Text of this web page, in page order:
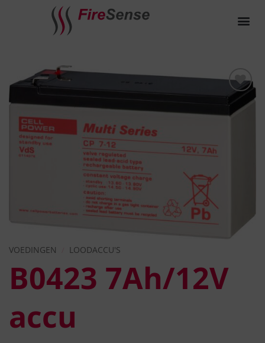
Toevoegen
aan
VOEDINGEN LOODACCU'S
B0423 7Ah/12V
accu